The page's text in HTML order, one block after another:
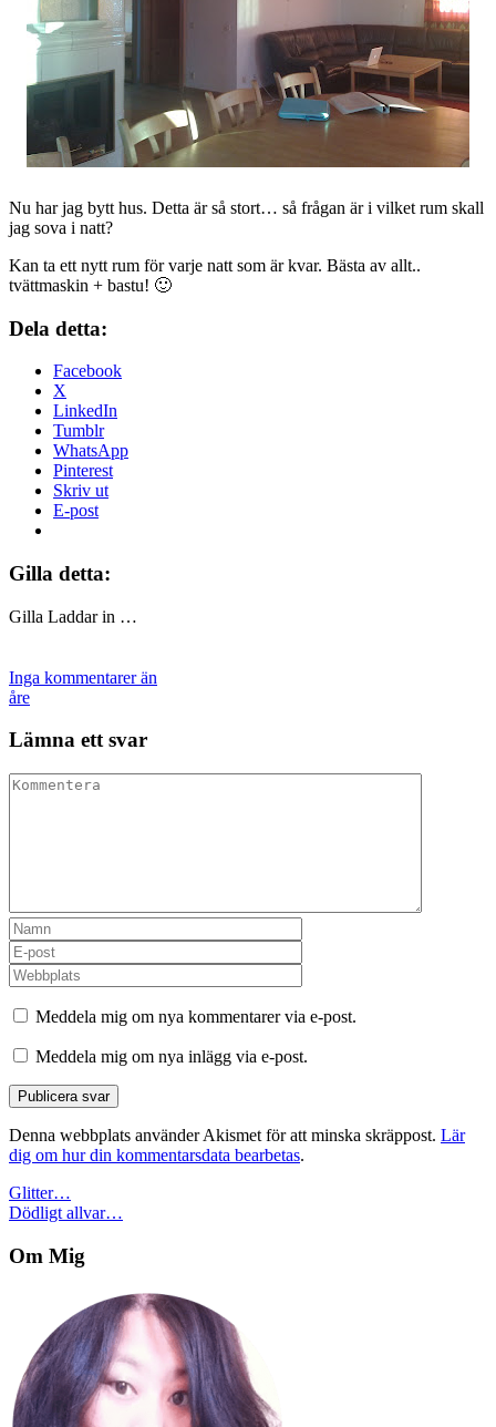
Nu har jag bytt hus. Detta är så stort… så frågan är i vilket rum skall
jag sova i natt?
Kan ta ett nytt rum för varje natt som är kvar. Bästa av allt..
tvättmaskin + bastu! 🙂
Dela detta:
Facebook
X
LinkedIn
Tumblr
WhatsApp
Pinterest
Skriv ut
E-post
Gilla detta:
Gilla Laddar in …
Inga kommentarer än
åre
Lämna ett svar
Meddela mig om nya kommentarer via e-post.
Meddela mig om nya inlägg via e-post.
Denna webbplats använder Akismet för att minska skräppost. Lär
dig om hur din kommentarsdata bearbetas.
Inläggsnavigering
Glitter…
Dödligt allvar…
Om Mig